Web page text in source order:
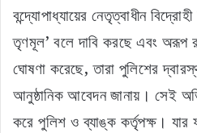
বন্দ্যোপাধ্যায়ের নেতৃত্বাধীন
তৃণমূল’ বলে দাবি করছে এবং অরূপ
ঘোষণা করেছে, তারা পুলিশের
আনুষ্ঠানিক আবেদন জানায়। সেই
করে পুলিশ ও ব্যাঙ্ক কর্তৃপক্ষ। যার